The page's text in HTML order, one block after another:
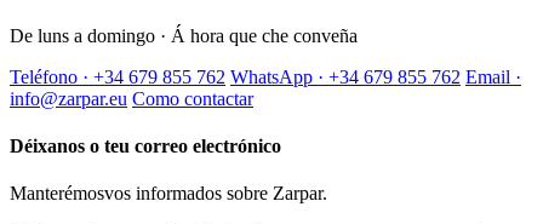
De luns a domingo · Á hora que che conveña
Teléfono · +34 679 855 762 WhatsApp · +34 679 855 762 Email ·
info@zarpar.eu Como contactar
Déixanos o teu correo electrónico
Manterémosvos informados sobre Zarpar.